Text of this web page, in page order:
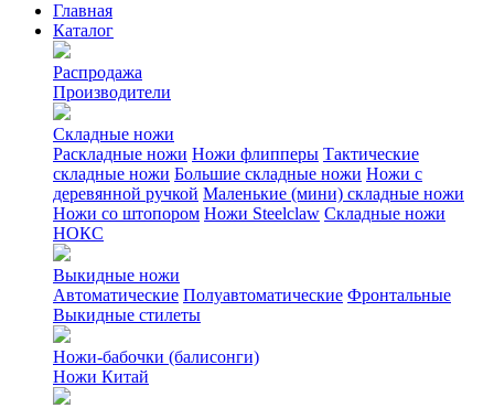
Главная
Каталог
Распродажа
Производители
Складные ножи
Раскладные ножи Ножи флипперы Тактические
складные ножи Большие складные ножи Ножи с
деревянной ручкой Маленькие (мини) складные ножи
Ножи со штопором Ножи Steelclaw Складные ножи
НОКС
Выкидные ножи
Автоматические Полуавтоматические Фронтальные
Выкидные стилеты
Ножи-бабочки (балисонги)
Ножи Китай